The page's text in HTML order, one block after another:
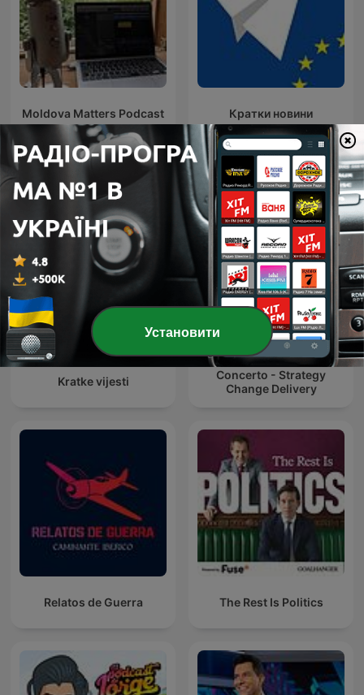
Moldova Matters Podcast Кратки новини
Міжнародні Уряд подкасти
Kratke vijesti
Concerto - Strategy
Change Delivery
Relatos de Guerra The Rest Is Politics
Установити